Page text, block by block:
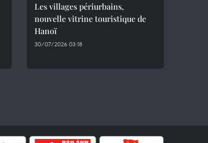
Les villages périurbains,
nouvelle vitrine touristique de
Hanoï
30/07/2026 03:18